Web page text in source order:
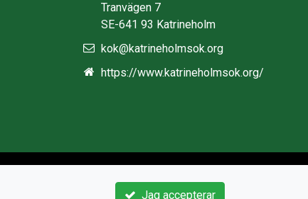
Tranvägen 7
SE-641 93 Katrineholm
kok@katrineholmsok.org
https://www.katrineholmsok.org/
Jag accepterar